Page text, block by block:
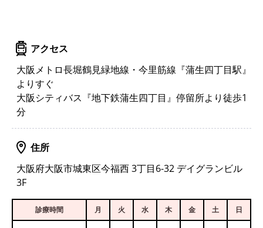
アクセス
大阪メトロ長堀鶴見緑地線・今里筋線『蒲生四丁目駅』
よりすぐ
大阪シティバス『地下鉄蒲生四丁目』停留所より徒歩1
分
住所
大阪府大阪市城東区今福西 3丁目6-32 デイグランビル
3F
診療時間 月 火 水 木 金 土 日